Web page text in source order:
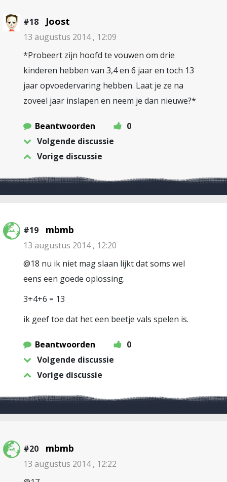
#18 Joost
13 augustus 2014 , 12:09
*Probeert zijn hoofd te vouwen om drie
kinderen hebben van 3,4 en 6 jaar en toch 13
jaar opvoedervaring hebben. Laat je ze na
zoveel jaar inslapen en neem je dan nieuwe?*
Beantwoorden
0
Volgende discussie
Vorige discussie
#19 mbmb
13 augustus 2014 , 12:20
@18 nu ik niet mag slaan lijkt dat soms wel
eens een goede oplossing.
3+4+6 = 13
ik geef toe dat het een beetje vals spelen is.
Beantwoorden
0
Volgende discussie
Vorige discussie
#20 mbmb
13 augustus 2014 , 12:22